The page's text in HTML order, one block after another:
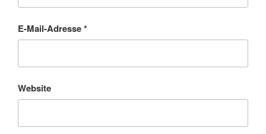
E-Mail-Adresse*
Website